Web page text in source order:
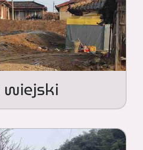
wiejski